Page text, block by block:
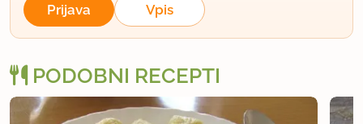
Prijava Vpis
PODOBNI RECEPTI